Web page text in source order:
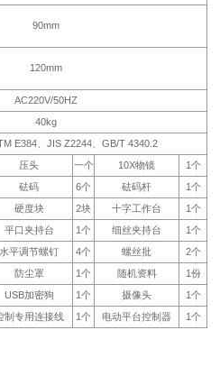
90mm
120mm
AC220V/50HZ
40kg
E384、JIS Z2244、GB/T 4340.2
压头 一个 10X物镜
1个
砝码 6个 砝码杆
1个
硬度块 2块 十字工作台
1个
平口夹持台 1个 细丝夹持台
1个
水平调节螺钉 4个 螺丝批
2个
防尘罩 1个 随机资料
1份
USB加密狗 1个 摄像头
1个
制专用连接线 1个 电动平台控制器 1个